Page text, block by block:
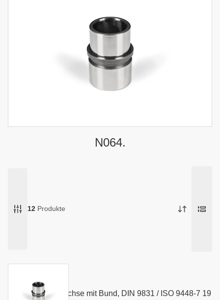
N064.
12 Produkte
Kugelführungsbuchse mit Bund, DIN 9831 / ISO 9448-7 19
Kurzname:N064.19
Art.-Nr.:155373